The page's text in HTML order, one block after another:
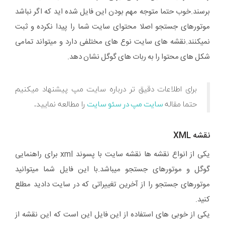
برسند.خوب حتما متوجه مهم بودن این فایل شده اید که اگر نباشد
موتورهای جستجو اصلا محتوای سایت شما را پیدا نکرده و ثبت
نمیکنند.نقشه های سایت نوع های مختلفی دارد و میتواند تمامی
شکل های محتوا را به ربات های گوگل نشان دهد.
برای اطلاعات دقیق تر درباره سایت مپ پیشنهاد میکنیم
حتما مقالهسایت مپ در سئو سایت را مطالعه نمایید.
نقشه XML
یکی از انواع نقشه ها نقشه سایت با پسوند xml برای راهنمایی
گوگل و موتورهای جستجو میباشد.با این فایل شما میتوانید
موتورهای جستجو را از آخرین تغییراتی که در سایت دادید مطلع
کنید.
یکی از خوبی های استفاده از این فایل این است که این نقشه از